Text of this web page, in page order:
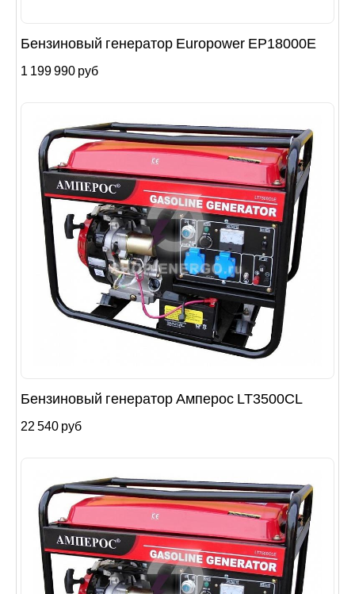
Бензиновый генератор Europower EP18000E
1 199 990 руб
Бензиновый генератор Ампероc LT3500CL
22 540 руб